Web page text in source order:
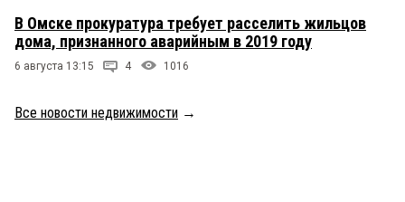
В Омске прокуратура требует расселить жильцов
дома, признанного аварийным в 2019 году
6 августа 13:15 4 1016
Все новости недвижимости →